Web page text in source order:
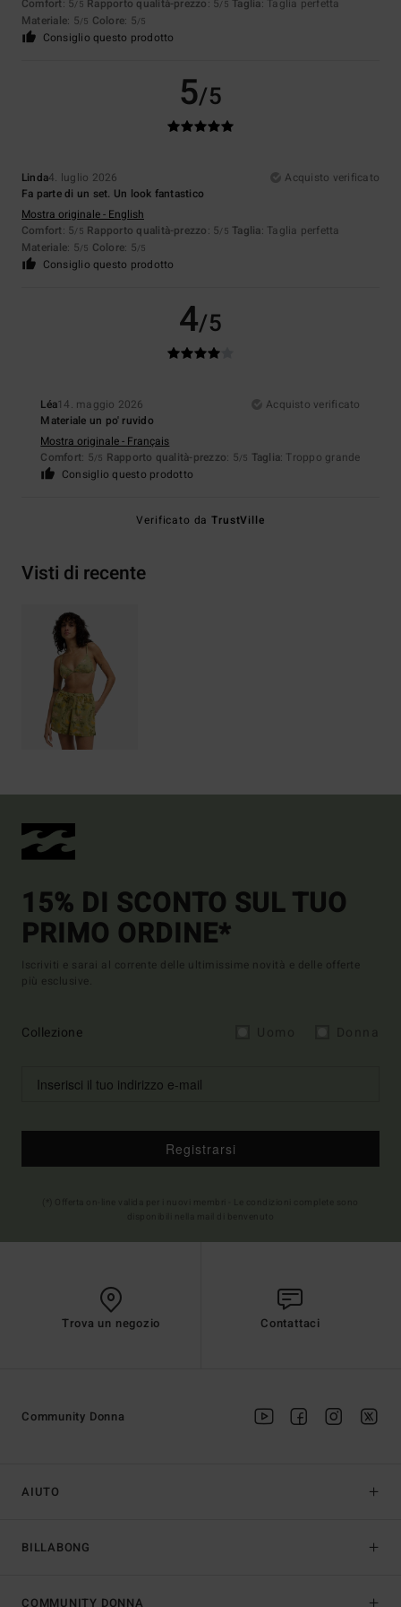
Comfort: 5/5 Rapporto qualità-prezzo: 5/5 Taglia: Taglia perfetta
Materiale: 5/5 Colore: 5/5
Consiglio questo prodotto
5/5
Linda4. luglio 2026
Acquisto verificato
Fa parte di un set. Un look fantastico
Mostra originale - English
Comfort: 5/5 Rapporto qualità-prezzo: 5/5 Taglia: Taglia perfetta
Materiale: 5/5 Colore: 5/5
Consiglio questo prodotto
4/5
Léa14. maggio 2026
Acquisto verificato
Materiale un po' ruvido
Mostra originale - Français
Comfort: 5/5 Rapporto qualità-prezzo: 5/5 Taglia: Troppo grande
Consiglio questo prodotto
Verificato daTrustVille
Visti di recente
15% DI SCONTO SUL TUO
PRIMO ORDINE*
Iscriviti e sarai al corrente delle ultimissime novità e delle offerte
più esclusive.
Collezione
Registrarsi
Trova un negozio Contattaci
AIUTO
BILLABONG
Community Donna
COMMUNITY DONNA